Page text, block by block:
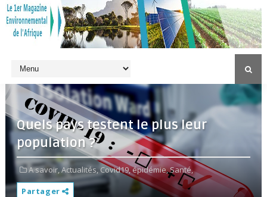
Quels pays testent le plus leur
population ?
A savoir,Actualités,Covid19,épidémie,Santé,
Partager